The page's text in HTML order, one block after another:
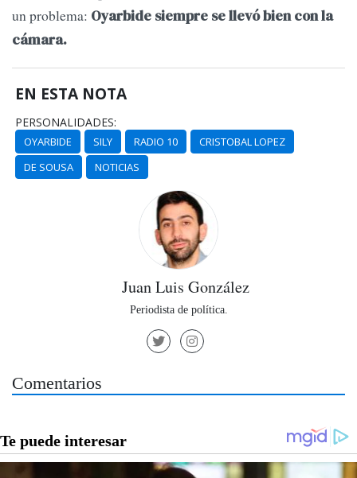
un problema: Oyarbide siempre se llevó bien con la
cámara.
EN ESTA NOTA
PERSONALIDADES:
OYARBIDE SILY RADIO 10
CRISTOBAL LOPEZ
DE SOUSA
NOTICIAS
Juan Luis González
Periodista de política.
Comentarios